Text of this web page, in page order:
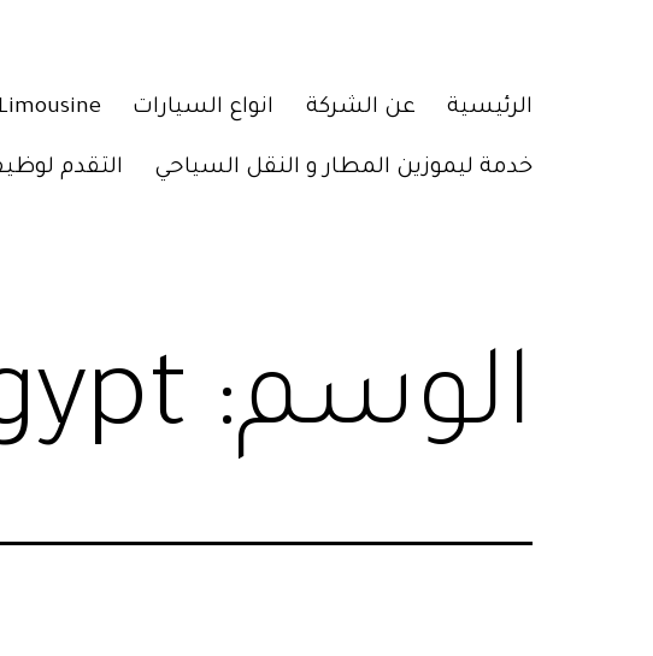
الرئيسية عن الشركة انواع السيارات
خدمة ليموزين المطار و النقل السياحي التقدم
الوسم: